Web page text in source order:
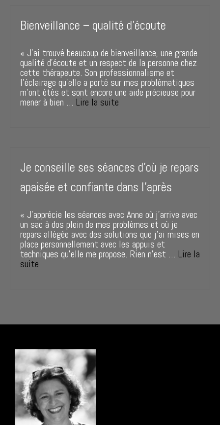
Bienveillance – qualité d’écoute
« J’ai trouvé beaucoup de bienveillance, une grande
qualité d’écoute et un respect de la personne chez
cette thérapeute. Son professionnalisme et
l’éclairage qu’elle a porté sur mes problématiques
m’ont étés et sont encore une aide précieuse pour
mener à bien … Lire la suite
Je conseille ses séances d’où je repars
apaisée et confiante dans l’après
« J’apprécie les séances avec Anne où j’arrive avec
un sac à dos plein de mes problèmes et où je
repars allégée avec des solutions que j’ai mises en
place personnellement avec les appuis et
techniques qu’elle me propose. Rien n’est … Lire la
suite